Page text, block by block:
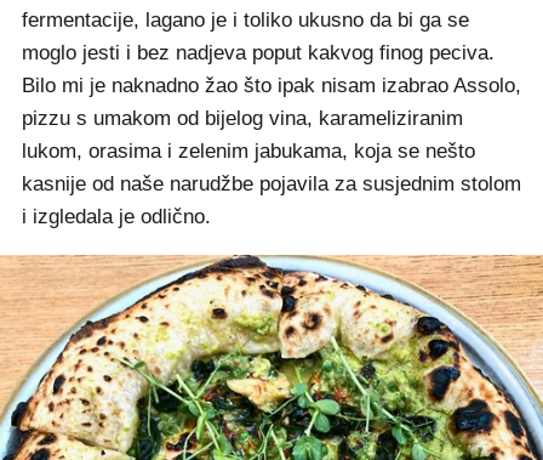
fermentacije, lagano je i toliko ukusno da bi ga se
moglo jesti i bez nadjeva poput kakvog finog peciva.
Bilo mi je naknadno žao što ipak nisam izabrao Assolo,
pizzu s umakom od bijelog vina, karameliziranim
lukom, orasima i zelenim jabukama, koja se nešto
kasnije od naše narudžbe pojavila za susjednim stolom
i izgledala je odlično.